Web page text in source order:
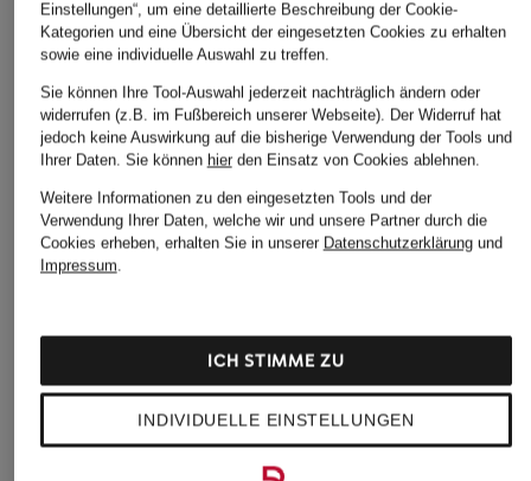
Weitere Kategorien
Boots für Damen
Cargohosen für Herren
Chelsea Boots für Damen
Pullover für Damen
Pullover für Herren
Rollkragenpullover für
Herren
Einstellungen“, um eine detaillierte Beschreibung der Cookie-
Kategorien und eine Übersicht der eingesetzten Cookies zu erhalten
sowie eine individuelle Auswahl zu treffen.
Sie können Ihre Tool-Auswahl jederzeit nachträglich ändern oder
widerrufen (z.B. im Fußbereich unserer Webseite). Der Widerruf hat
jedoch keine Auswirkung auf die bisherige Verwendung der Tools und
Ihrer Daten. Sie können hierden Einsatz von Cookies ablehnen.
Weitere Informationen zu den eingesetzten Tools und der
Verwendung Ihrer Daten, welche wir und unsere Partner durch die
Cookies erheben, erhalten Sie in unserer Datenschutzerklärungund
Impressum.
INDIVIDUELLE EINSTELLUNGEN
ICH STIMME ZU